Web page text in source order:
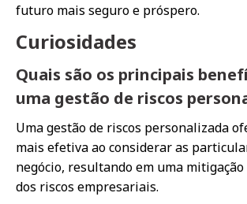
futuro mais seguro e próspero.
Curiosidades
Quais são os principais
uma gestão de riscos
Uma gestão de riscos personalizada
mais efetiva ao considerar as
negócio, resultando em uma
dos riscos empresariais.